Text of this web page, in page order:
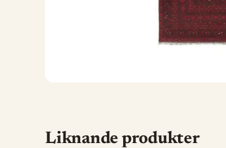
Liknande produkter